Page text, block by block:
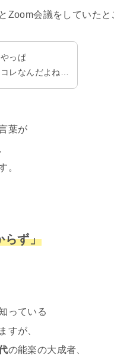
Zoom会議をしていたと
やっぱ
コレなんだよね…
葉が
。
らず」
っている
すが、
の能楽の大成者、